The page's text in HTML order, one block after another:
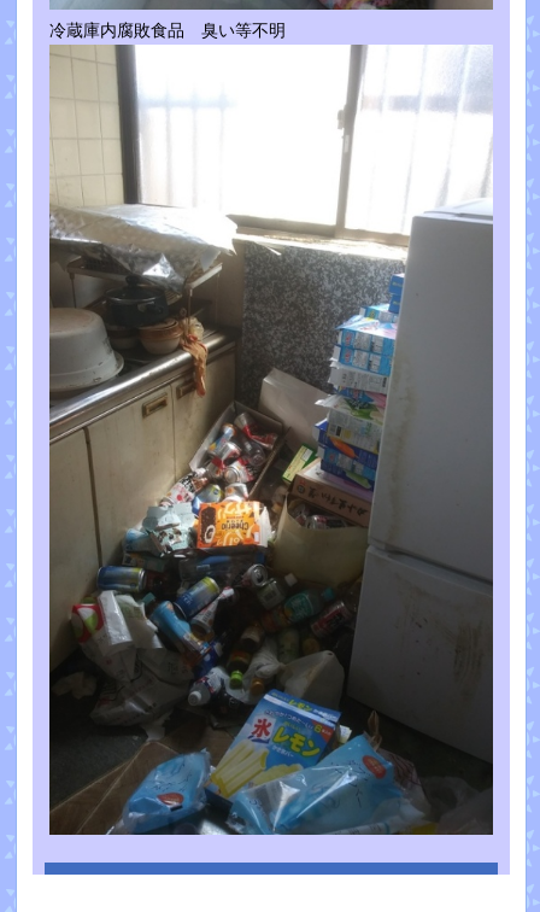
冷蔵庫内腐敗食品 臭い等不明